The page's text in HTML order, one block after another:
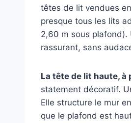
têtes de lit vendues
presque tous les lits
2,60 m sous plafond).
rassurant, sans
La tête de lit haute, à
statement décoratif.
Elle structure le mur
que le plafond est